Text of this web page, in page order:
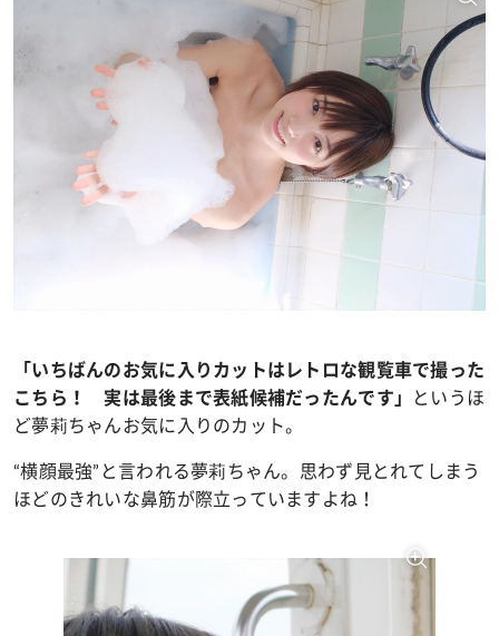
「いちばんのお気に入りカットはレトロな観覧車で撮った
こちら！ 実は最後まで表紙候補だったんです」
というほ
ど夢莉ちゃんお気に入りのカット。
“横顔最強”と言われる夢莉ちゃん。思わず見とれてしまう
ほどのきれいな鼻筋が際立っていますよね！